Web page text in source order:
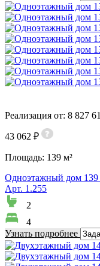
Реализация от: 8 827
43 062 ₽
Площадь: 139 м²
Одноэтажный дом 139
Арт. 1.255
2
4
Узнать подробнее